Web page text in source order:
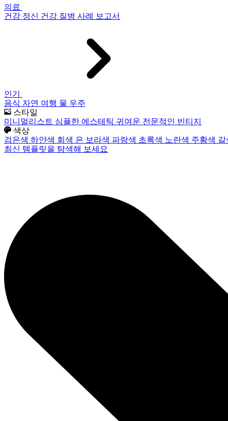
의료
건강 정신 건강 질병 사례 보고서
인기
음식 자연 여행 물 우주
스타일
미니멀리스트 심플한 에스테틱 귀여운 전문적인 빈티지
색상
검은색 하얀색 회색 은 보라색 파랑색 초록색 노란색 주황색
최신 템플릿을 탐색해 보세요